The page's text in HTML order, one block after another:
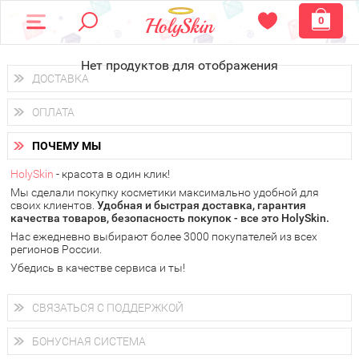
0
Нет продуктов для отображения
ДОСТАВКА
Доставка осуществляетсяпо всем городам России.
Вы можете выбрать доставку курьером, Почтой России или
получить заказ в пунктах выдачи PickPoint или пункте
самовывоза.
В 20 городах России доставка осуществляется ужена
следующий день.
у Вас всегда есть возможность получитьбесплатную
доставку от HolySkin.
подробнее об условиях доставки и оплаты в Вашем городе
ОПЛАТА
Вы можете оплатить свой заказ любым удобным способом:
наличными деньгами (
через интернет-банк (Альфа-банк, Сбербанк) и другими
электронными способами.
ПОЧЕМУ МЫ
HolySkin - красота в один клик!
Мы сделали покупку косметики максимально удобной для
своих клиентов. Удобная и быстрая доставка, гарантия
качества товаров, безопасность покупок - все это HolySkin.
Нас ежедневно выбирают более 3000 покупателей из всех
регионов России.
Убедись в качестве сервиса и ты!
СВЯЗАТЬСЯ С ПОДДЕРЖКОЙ
+7 (800) 707-24-55
Мы будем рады ответить на все Ваши вопросы по работе
магазина, проконсультировать по товарам, рассказать о
БОНУСНАЯ СИСТЕМА